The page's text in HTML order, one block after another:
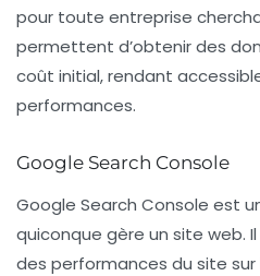
pour toute entreprise
permettent d’obtenir des
coût initial, rendant
performances.
Google Search Console
Google Search Console est
quiconque gère un site web.
des performances du site